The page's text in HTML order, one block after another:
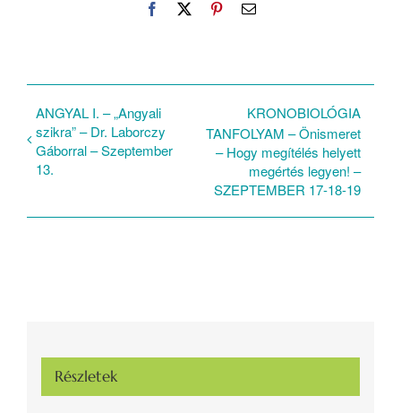
Facebook PinterestEmail:
ANGYAL I. – „Angyali
szikra” – Dr. Laborczy
Gáborral – Szeptember
13.
KRONOBIOLÓGIA
TANFOLYAM – Önismeret
– Hogy megítélés helyett
megértés legyen! –
SZEPTEMBER 17-18-19
Részletek